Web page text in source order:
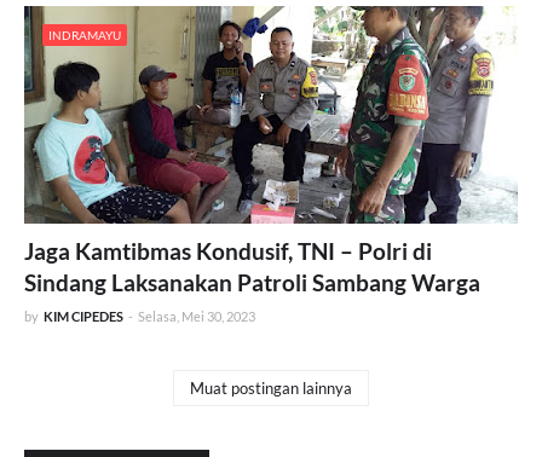
INDRAMAYU
Jaga Kamtibmas Kondusif, TNI – Polri di
Sindang Laksanakan Patroli Sambang Warga
by KIM CIPEDES - Selasa, Mei 30, 2023
Muat postingan lainnya